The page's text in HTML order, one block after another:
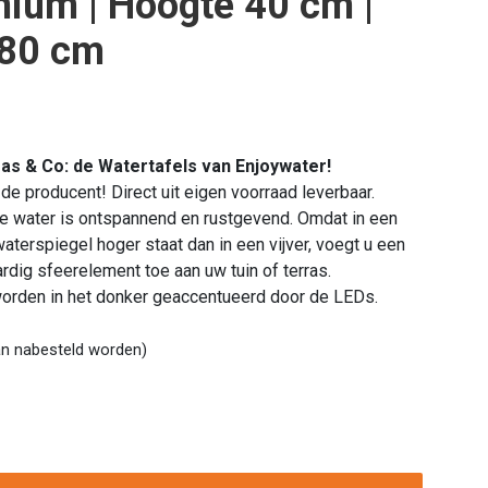
cm
& Co: de Watertafels van Enjoywater!
producent! Direct uit eigen voorraad leverbaar.
water is ontspannend en rustgevend. Omdat in een
hoger staat dan in een vijver, voegt u een
sfeerelement toe aan uw tuin of terras.
in het donker geaccentueerd door de LEDs.
nabesteld worden)